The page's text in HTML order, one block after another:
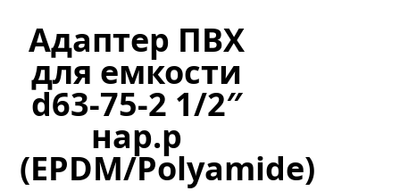
Адаптер ПВХ
для емкости
d63-75-2 1/2″
нар.р
(EPDM/Polyamide)